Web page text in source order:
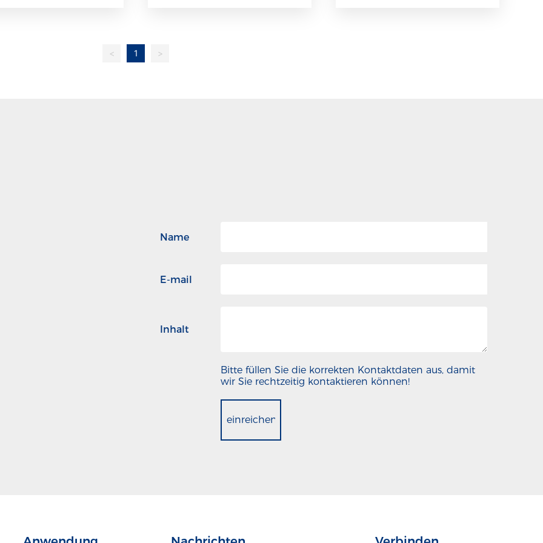
< 1 >
Name
E-mail
Inhalt
Bitte füllen Sie die korrekten Kontaktdaten aus, damit
wir Sie rechtzeitig kontaktieren können!
einreichen